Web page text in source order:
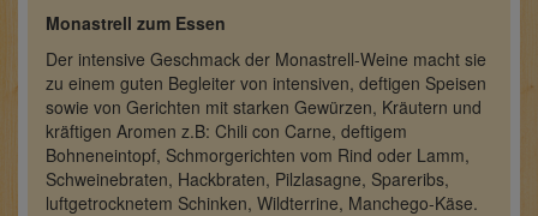
Monastrell zum Essen
Der intensive Geschmack der Monastrell-Weine macht sie
zu einem guten Begleiter von intensiven, deftigen Speisen
sowie von Gerichten mit starken Gewürzen, Kräutern und
kräftigen Aromen z.B: Chili con Carne, deftigem
Bohneneintopf, Schmorgerichten vom Rind oder Lamm,
Schweinebraten, Hackbraten, Pilzlasagne, Spareribs,
luftgetrocknetem Schinken, Wildterrine, Manchego-Käse.